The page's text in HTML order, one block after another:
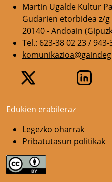
Martin Ugalde Kultur
Gudarien etorbidea z/g
20140 - Andoain
Tel.: 623-38 02 23 /
Edukien erabileraz
Legezko oharrak
Pribatutasun politikak